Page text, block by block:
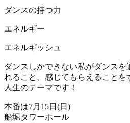
ダンスの持つ力
エネルギー
エネルギッシュ
ダンスしかできない私がダンスを
れること、感じてもらえることを
人生のテーマです！
本番は7月15日(日)
船堀タワーホール